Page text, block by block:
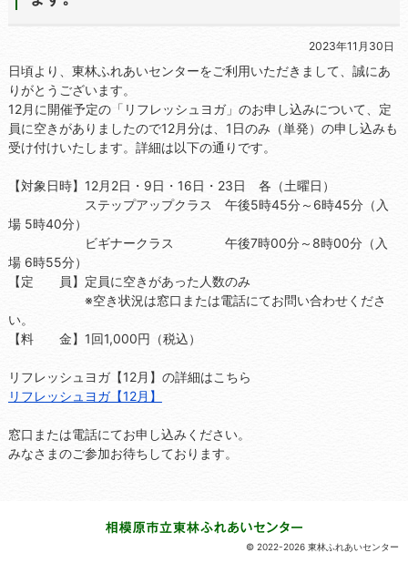
2023年11月30日
日頃より、東林ふれあいセンターをご利用いただきまして、誠にあ
りがとうございます。
12月に開催予定の「リフレッシュヨガ」のお申し込みについて、定
員に空きがありましたので12月分は、1日のみ（単発）の申し込みも
受け付けいたします。詳細は以下の通りです。
【対象日時】12月2日・9日・16日・23日 各（土曜日）
ステップアップクラス 午後5時45分～6時45分（入
場 5時40分）
ビギナークラス 午後7時00分～8時00分（入
場 6時55分）
【定 員】定員に空きがあった人数のみ
※空き状況は窓口または電話にてお問い合わせくださ
い。
【料 金】1回1,000円（税込）
リフレッシュヨガ【12月】の詳細はこちら
リフレッシュヨガ【12月】
窓口または電話にてお申し込みください。
みなさまのご参加お待ちしております。
© 2022-2026 東林ふれあいセンター